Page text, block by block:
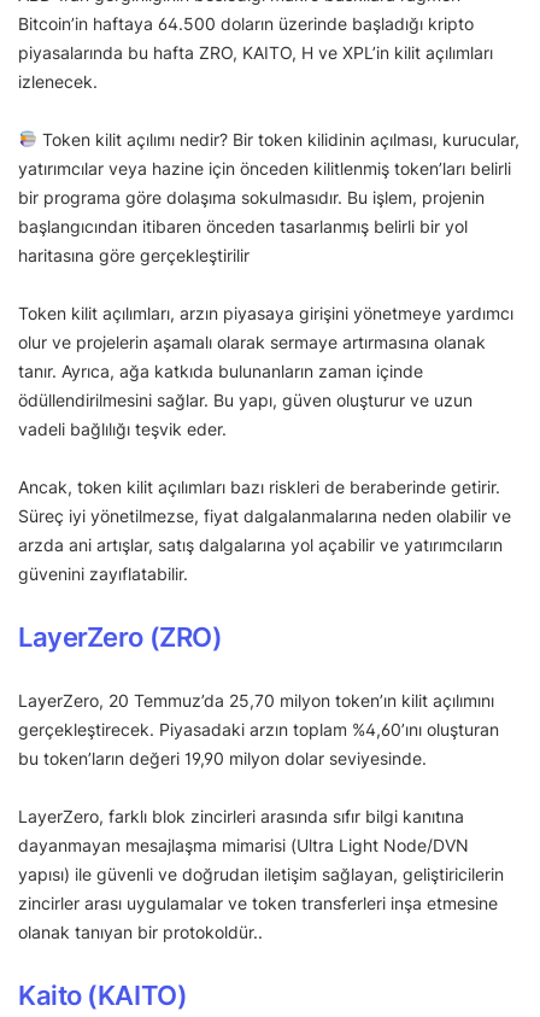
Bitcoin’in haftaya 64.500 doların üzerinde başladığı kripto
piyasalarında bu hafta ZRO, KAITO, H ve XPL’in kilit açılımları
izlenecek.
Token kilit açılımı nedir? Bir token kilidinin açılması, kurucular,
yatırımcılar veya hazine için önceden kilitlenmiş token’ları belirli
bir programa göre dolaşıma sokulmasıdır. Bu işlem, projenin
başlangıcından itibaren önceden tasarlanmış belirli bir yol
haritasına göre gerçekleştirilir
Token kilit açılımları, arzın piyasaya girişini yönetmeye yardımcı
olur ve projelerin aşamalı olarak sermaye artırmasına olanak
tanır. Ayrıca, ağa katkıda bulunanların zaman içinde
ödüllendirilmesini sağlar. Bu yapı, güven oluşturur ve uzun
vadeli bağlılığı teşvik eder.
Ancak, token kilit açılımları bazı riskleri de beraberinde getirir.
Süreç iyi yönetilmezse, fiyat dalgalanmalarına neden olabilir ve
arzda ani artışlar, satış dalgalarına yol açabilir ve yatırımcıların
güvenini zayıflatabilir.
LayerZero (ZRO)
LayerZero, 20 Temmuz’da 25,70 milyon token’ın kilit açılımını
gerçekleştirecek. Piyasadaki arzın toplam %4,60’ını oluşturan
bu token’ların değeri 19,90 milyon dolar seviyesinde.
LayerZero, farklı blok zincirleri arasında sıfır bilgi kanıtına
dayanmayan mesajlaşma mimarisi (Ultra Light Node/DVN
yapısı) ile güvenli ve doğrudan iletişim sağlayan, geliştiricilerin
zincirler arası uygulamalar ve token transferleri inşa etmesine
olanak tanıyan bir protokoldür..
Kaito (KAITO)